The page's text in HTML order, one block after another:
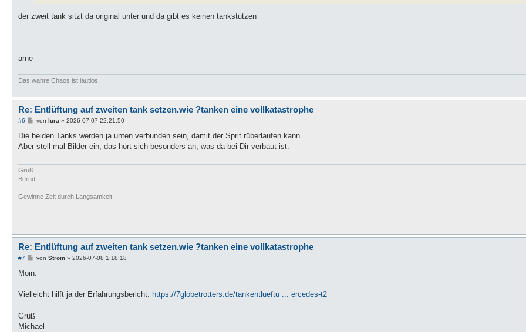
der zweit tank sitzt da original unter und da gibt es keinen tankstutzen
arne
Das wahre Chaos ist lautlos
Re: Entlüftung auf zweiten tank setzen.wie ?tanken eine vollkatastrophe
#6
B
i
von lura» 2026-07-07 22:21:50
Die beiden Tanks werden ja unten verbunden sein, damit der Sprit rüberlaufen kann.
Aber stell mal Bilder ein, das hört sich besonders an, was da bei Dir verbaut ist.
Gruß
Bernd
Gewinne Zeit durch Langsamkeit
Re: Entlüftung auf zweiten tank setzen.wie ?tanken eine vollkatastrophe
#7
B
i
a
von Strom» 2026-07-08 1:18:18
Moin.
Vielleicht hilft ja der Erfahrungsbericht: https://7globetrotters.de/tankentlueftu ... ercedes-t2
Gruß
Michael